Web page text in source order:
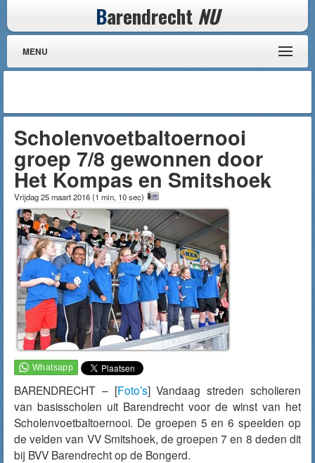
Barendrecht NU
MENU
Scholenvoetbaltoernooi
groep 7/8 gewonnen door
Het Kompas en Smitshoek
Vrijdag 25 maart 2016(1 min, 10 sec)
BARENDRECHT – [Foto’s]Vandaag streden scholieren
van basisscholen uit Barendrecht voor de winst van het
Scholenvoetbaltoernooi. De groepen 5 en 6 speelden op
de velden van VV Smitshoek, de groepen 7 en 8 deden dit
bij BVV Barendrecht op de Bongerd.